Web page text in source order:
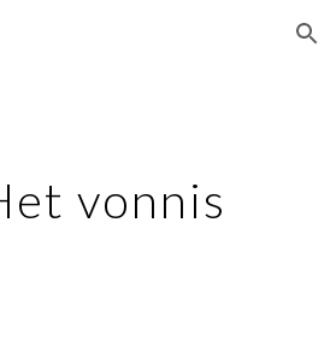
Skip to navigation
vonnis